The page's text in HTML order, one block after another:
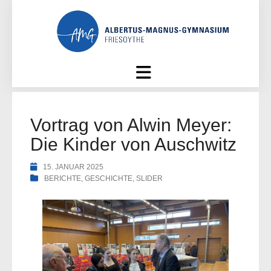
Vortrag von Alwin Meyer:
Die Kinder von Auschwitz
15. JANUAR 2025
BERICHTE, GESCHICHTE, SLIDER